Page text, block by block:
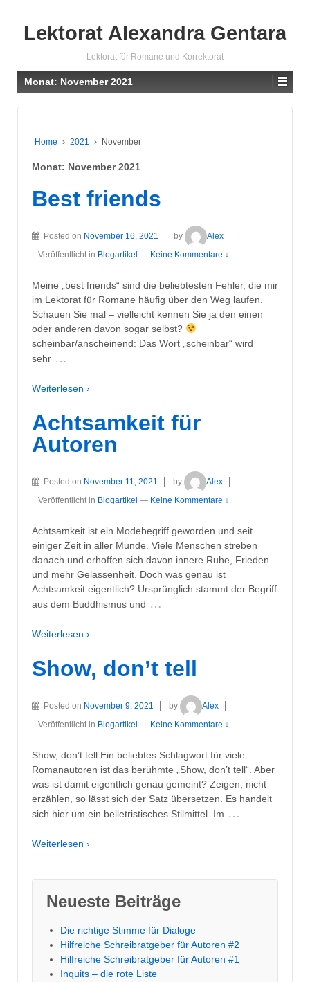
Lektorat Alexandra Gentara
Lektorat für Romane und Korrektorat
Monat: November 2021
Home › 2021 › November
Monat: November 2021
Best friends
Posted on November 16, 2021 by
Alex
Veröffentlicht in Blogartikel — Keine Kommentare ↓
Meine „best friends“ sind die beliebtesten Fehler, die mir
im Lektorat für Romane häufig über den Weg laufen.
Schauen Sie mal – vielleicht kennen Sie ja den einen
oder anderen davon sogar selbst?
scheinbar/anscheinend: Das Wort „scheinbar“ wird
sehr …
Weiterlesen ›
Achtsamkeit für
Autoren
Posted on November 11, 2021 by
Alex
Veröffentlicht in Blogartikel — Keine Kommentare ↓
Achtsamkeit ist ein Modebegriff geworden und seit
einiger Zeit in aller Munde. Viele Menschen streben
danach und erhoffen sich davon innere Ruhe, Frieden
und mehr Gelassenheit. Doch was genau ist
Achtsamkeit eigentlich? Ursprünglich stammt der Begriff
aus dem Buddhismus und …
Weiterlesen ›
Show, don’t tell
Posted on November 9, 2021 by
Alex
Veröffentlicht in Blogartikel — Keine Kommentare ↓
Show, don’t tell Ein beliebtes Schlagwort für viele
Romanautoren ist das berühmte „Show, don’t tell“. Aber
was ist damit eigentlich genau gemeint? Zeigen, nicht
erzählen, so lässt sich der Satz übersetzen. Es handelt
sich hier um ein belletristisches Stilmittel. Im …
Weiterlesen ›
Neueste Beiträge
Die richtige Stimme für Dialoge
Hilfreiche Schreibratgeber für Autoren #2
Hilfreiche Schreibratgeber für Autoren #1
Inquits – die rote Liste